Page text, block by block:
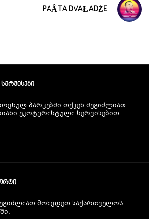
PAÂTA DVAŁADŹE
პარკებში თქვენ შეგიძლიათ
ეკოტურისტული სერვისებით.
მოხვდეთ საქართველოს